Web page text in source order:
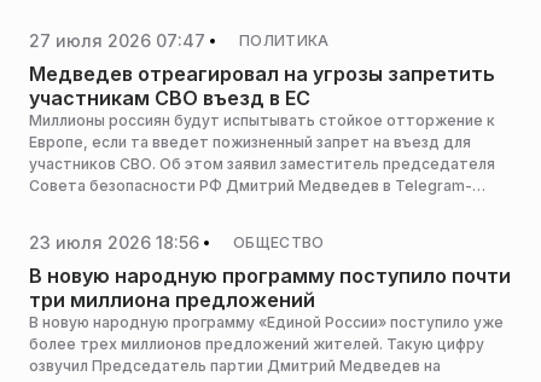
сохранить Россию можно только победой в СВО. Об этом,
выступая перед участниками смены «Правда» на форуме
«Территория смыслов» заявил заместитель председателя
Совбеза Российской Федерации, председатель партии
«Единая Россия» Дмитрий Медведев.
27 июля 2026 07:47 ПОЛИТИКА
Медведев отреагировал на угрозы запретить
участникам СВО въезд в ЕС
Миллионы россиян будут испытывать стойкое отторжение к
Европе, если та введет пожизненный запрет на въезд для
участников СВО. Об этом заявил заместитель председателя
Совета безопасности РФ Дмитрий Медведев в Telegram-
23 июля 2026 18:56 ОБЩЕСТВО
В новую народную программу поступило почти
три миллиона предложений
В новую народную программу «Единой России» поступило уже
более трех миллионов предложений жителей. Такую цифру
озвучил Председатель партии Дмитрий Медведев на